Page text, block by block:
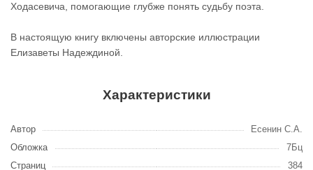
Ходасевича, помогающие глубже понять судьбу поэта.
В настоящую книгу включены авторские иллюстрации
Елизаветы Надеждиной.
Характеристики
Автор
Есенин С.А.
Обложка
7Бц
Страниц
384